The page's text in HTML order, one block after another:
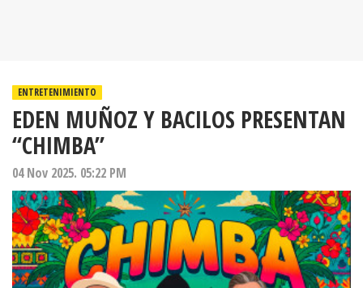
ENTRETENIMIENTO
EDEN MUÑOZ Y BACILOS PRESENTAN
“CHIMBA”
04 Nov 2025. 05:22 PM